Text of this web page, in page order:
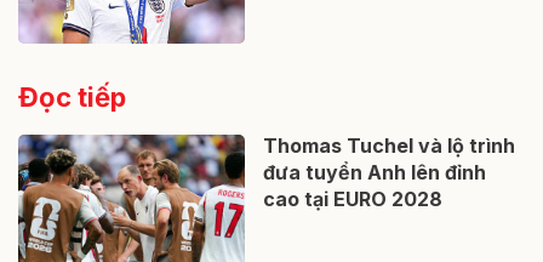
Đọc tiếp
Thomas Tuchel và lộ trình
đưa tuyển Anh lên đỉnh
cao tại EURO 2028